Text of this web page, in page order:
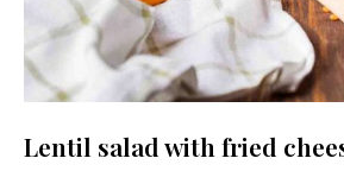
Lentil salad with fried